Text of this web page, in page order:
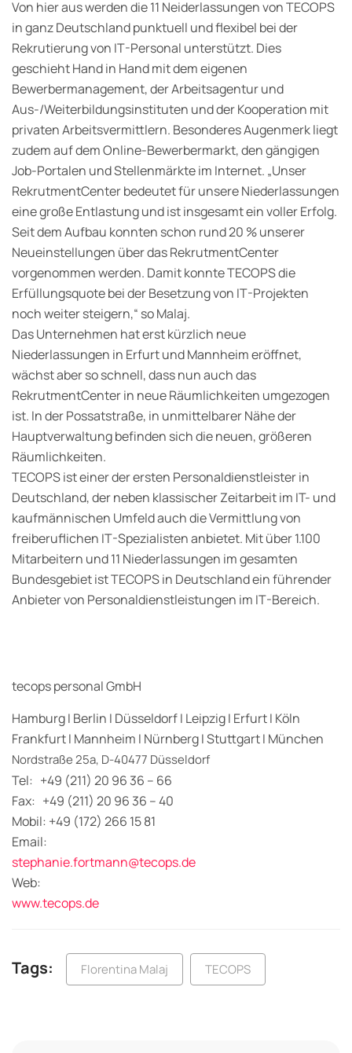
Von hier aus werden die 11 Neiderlassungen von TECOPS
in ganz Deutschland punktuell und flexibel bei der
Rekrutierung von IT-Personal unterstützt. Dies
geschieht Hand in Hand mit dem eigenen
Bewerbermanagement, der Arbeitsagentur und
Aus-/Weiterbildungsinstituten und der Kooperation mit
privaten Arbeitsvermittlern. Besonderes Augenmerk liegt
zudem auf dem Online-Bewerbermarkt, den gängigen
Job-Portalen und Stellenmärkte im Internet. „Unser
RekrutmentCenter bedeutet für unsere Niederlassungen
eine große Entlastung und ist insgesamt ein voller Erfolg.
Seit dem Aufbau konnten schon rund 20 % unserer
Neueinstellungen über das RekrutmentCenter
vorgenommen werden. Damit konnte TECOPS die
Erfüllungsquote bei der Besetzung von IT-Projekten
noch weiter steigern,“ so Malaj.
Das Unternehmen hat erst kürzlich neue
Niederlassungen in Erfurt und Mannheim eröffnet,
wächst aber so schnell, dass nun auch das
RekrutmentCenter in neue Räumlichkeiten umgezogen
ist. In der Possatstraße, in unmittelbarer Nähe der
Hauptverwaltung befinden sich die neuen, größeren
Räumlichkeiten.
TECOPS ist einer der ersten Personaldienstleister in
Deutschland, der neben klassischer Zeitarbeit im IT- und
kaufmännischen Umfeld auch die Vermittlung von
freiberuflichen IT-Spezialisten anbietet. Mit über 1.100
Mitarbeitern und 11 Niederlassungen im gesamten
Bundesgebiet ist TECOPS in Deutschland ein führender
Anbieter von Personaldienstleistungen im IT-Bereich.
tecops personal GmbH
Hamburg I Berlin I Düsseldorf I Leipzig I Erfurt I Köln
Frankfurt I Mannheim I Nürnberg I Stuttgart I München
Nordstraße 25a, D-40477 Düsseldorf
Tel: +49 (211) 20 96 36 – 66
Fax: +49 (211) 20 96 36 – 40
Mobil: +49 (172) 266 15 81
Email:
stephanie.fortmann@tecops.de
Web:
www.tecops.de
Tags: Florentina Malaj TECOPS